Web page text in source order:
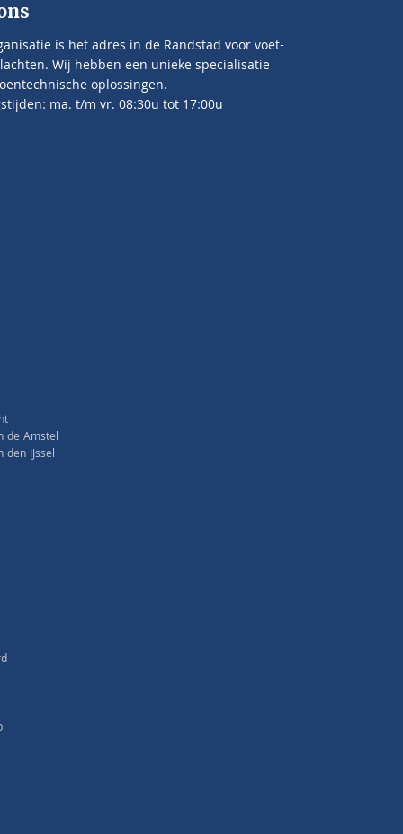
is het adres in de Randstad voor voet-
Wij hebben een unieke specialisatie
oplossingen.
ma. t/m vr. 08:30u tot 17:00u
de Amstel
IJssel